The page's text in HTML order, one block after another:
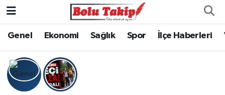
Genel Ekonomi Sağlık Spor İlçe Haberleri